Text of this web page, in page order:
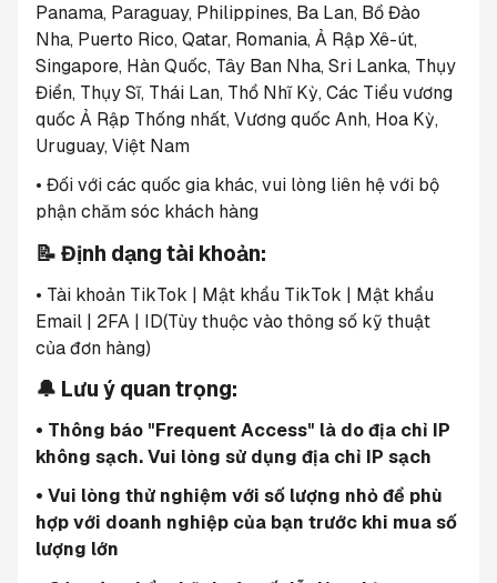
Panama, Paraguay, Philippines, Ba Lan, Bồ Đào
Nha, Puerto Rico, Qatar, Romania, Ả Rập Xê-út,
Singapore, Hàn Quốc, Tây Ban Nha, Sri Lanka, Thụy
Điển, Thụy Sĩ, Thái Lan, Thổ Nhĩ Kỳ, Các Tiểu vương
quốc Ả Rập Thống nhất, Vương quốc Anh, Hoa Kỳ,
Uruguay, Việt Nam
• Đối với các quốc gia khác, vui lòng liên hệ với bộ
phận chăm sóc khách hàng
📝 Định dạng tài khoản:
• Tài khoản TikTok | Mật khẩu TikTok | Mật khẩu
Email | 2FA | ID(Tùy thuộc vào thông số kỹ thuật
của đơn hàng)
🔔 Lưu ý quan trọng:
• Thông báo "Frequent Access" là do địa chỉ IP
không sạch. Vui lòng sử dụng địa chỉ IP sạch
• Vui lòng thử nghiệm với số lượng nhỏ để phù
hợp với doanh nghiệp của bạn trước khi mua số
lượng lớn